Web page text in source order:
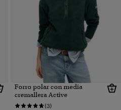
Forro polar con media
cremallera Active
(3)